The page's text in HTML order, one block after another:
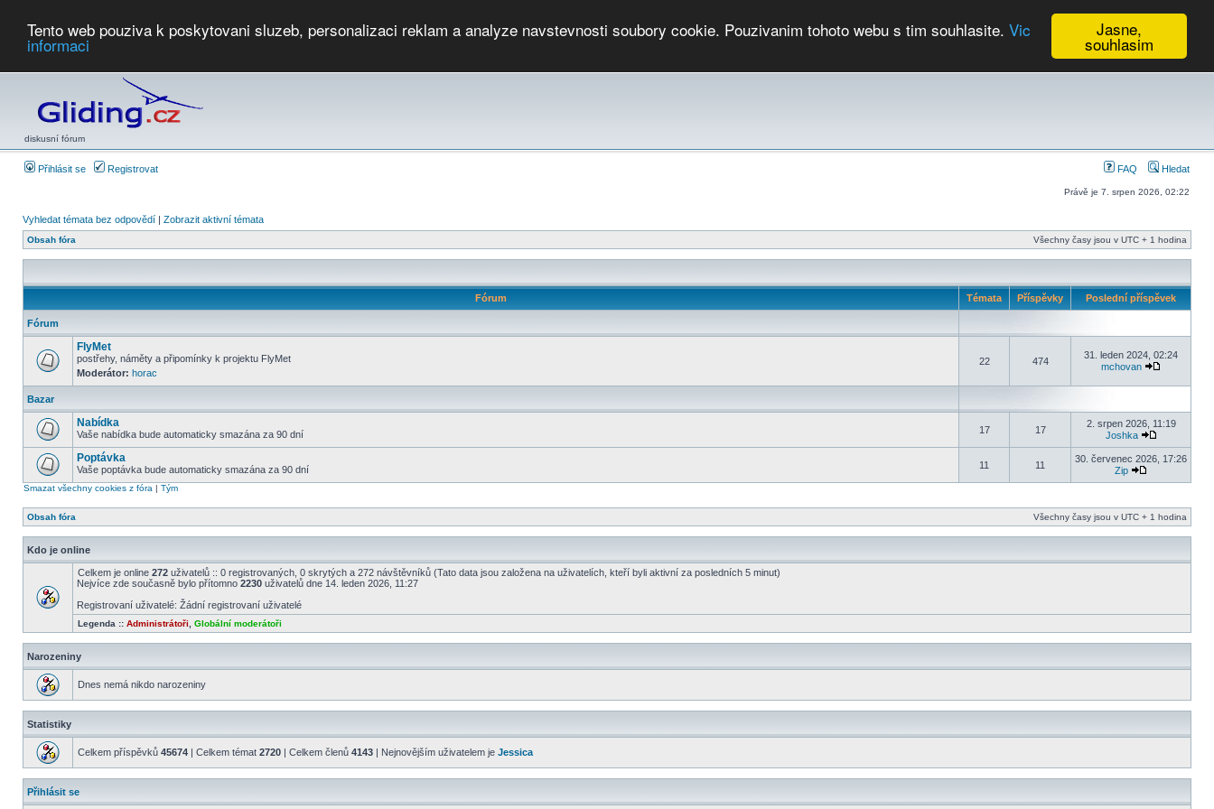
Jasne,
souhlasim
Tento web pouziva k poskytovani sluzeb, personalizaci reklam a analyze navstevnosti soubory cookie. Pouzivanim tohoto webu s tim souhlasite. Vic
informaci
diskusní fórum
Přihlásit se Registrovat FAQ Hledat
Právě je 7. srpen 2026, 02:22
Vyhledat témata bez odpovědí | Zobrazit aktivní témata
Obsah fóra Všechny časy jsou v UTC + 1 hodina
Fórum Témata Příspěvky Poslední příspěvek
Fórum
FlyMet
postřehy, náměty a připomínky k projektu FlyMet
Moderátor: horac
22 474
31. leden 2024, 02:24
mchovan
Bazar
Nabídka
Vaše nabídka bude automaticky smazána za 90 dní 17 17
2. srpen 2026, 11:19
Joshka
Poptávka
Vaše poptávka bude automaticky smazána za 90 dní 11 11
30. červenec 2026, 17:26
Zip
Smazat všechny cookies z fóra | Tým
Obsah fóra Všechny časy jsou v UTC + 1 hodina
Kdo je online
Celkem je online 272 uživatelů :: 0 registrovaných, 0 skrytých a 272 návštěvníků (Tato data jsou založena na uživatelích, kteří byli aktivní za posledních 5 minut)
Nejvíce zde současně bylo přítomno 2230 uživatelů dne 14. leden 2026, 11:27
Registrovaní uživatelé: Žádní registrovaní uživatelé
Legenda :: Administrátoři Globální moderátoři
Narozeniny
Dnes nemá nikdo narozeniny
Statistiky
Celkem příspěvků 45674 | Celkem témat 2720 | Celkem členů 4143 | Nejnovějším uživatelem je Jessica
Přihlásit se